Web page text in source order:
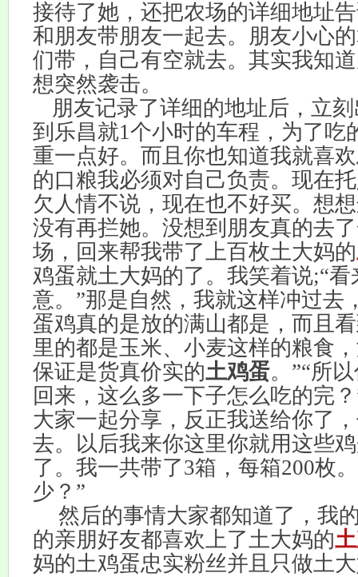
接待了她，还把农场的详细地址
和朋友带朋友一起去。朋友小心
们带，自己有空就去。其实我知
想突然袭击。
朋友记录了详细的地址后，立
到乐昌就1个小时的车程，为了吃
重一点好。而且你也知道我就喜欢
的口粮我必须对自己负责。现在
欠人情不说，现在也不好买。想
没有再拦她。没想到朋友真的去
场，回来帮我带了上百枚土大妈的
鸡蛋就土大妈的了。我笑着说;“
意。”那是自然，我就这样冲过去
蛋鸡真的是放的满山都是，而且
里的都是玉米、小麦这样的粮食
保证是货真价实的土鸡蛋。”“所
回来，这么多一下子怎么吃的完
大家一起分享，反正我送给你了
去。以后我来你这里你就用这些
了。我一共带了3箱，每箱200枚
少？”
然后的事情大家都知道了，我
的亲朋好友都喜欢上了土大妈的
妈的土鸡蛋忠实粉丝并且只做土